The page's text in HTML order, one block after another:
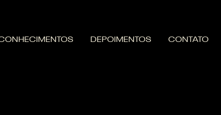
DEPOIMENTOS CONTATO